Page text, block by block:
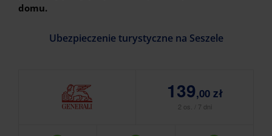
domu.
Ubezpieczenie turystyczne na Seszele
139,00 zł
2 os. / 7 dni